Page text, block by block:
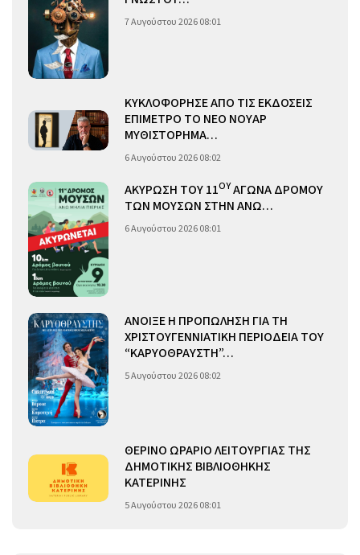
7 Αυγούστου 2026 08:01
ΚΥΚΛΟΦΟΡΗΣΕ ΑΠΟ ΤΙΣ ΕΚΔΟΣΕΙΣ
ΕΠΙΜΕΤΡΟ ΤΟ ΝΕΟ ΝΟΥΑΡ
ΜΥΘΙΣΤΟΡΗΜΑ…
6 Αυγούστου 2026 08:02
ΑΚΥΡΩΣΗ ΤΟΥ 11ΟΥΑΓΩΝΑ ΔΡΟΜΟΥ
ΤΩΝ ΜΟΥΣΩΝ ΣΤΗΝ ΑΝΩ…
6 Αυγούστου 2026 08:01
ΑΝΟΙΞΕ Η ΠΡΟΠΩΛΗΣΗ ΓΙΑ ΤΗ
ΧΡΙΣΤΟΥΓΕΝΝΙΑΤΙΚΗ ΠΕΡΙΟΔΕΙΑ ΤΟΥ
“ΚΑΡΥΟΘΡΑΥΣΤΗ”…
5 Αυγούστου 2026 08:02
ΘΕΡΙΝΟ ΩΡΑΡΙΟ ΛΕΙΤΟΥΡΓΙΑΣ ΤΗΣ
ΔΗΜΟΤΙΚΗΣ ΒΙΒΛΙΟΘΗΚΗΣ
ΚΑΤΕΡΙΝΗΣ
5 Αυγούστου 2026 08:01